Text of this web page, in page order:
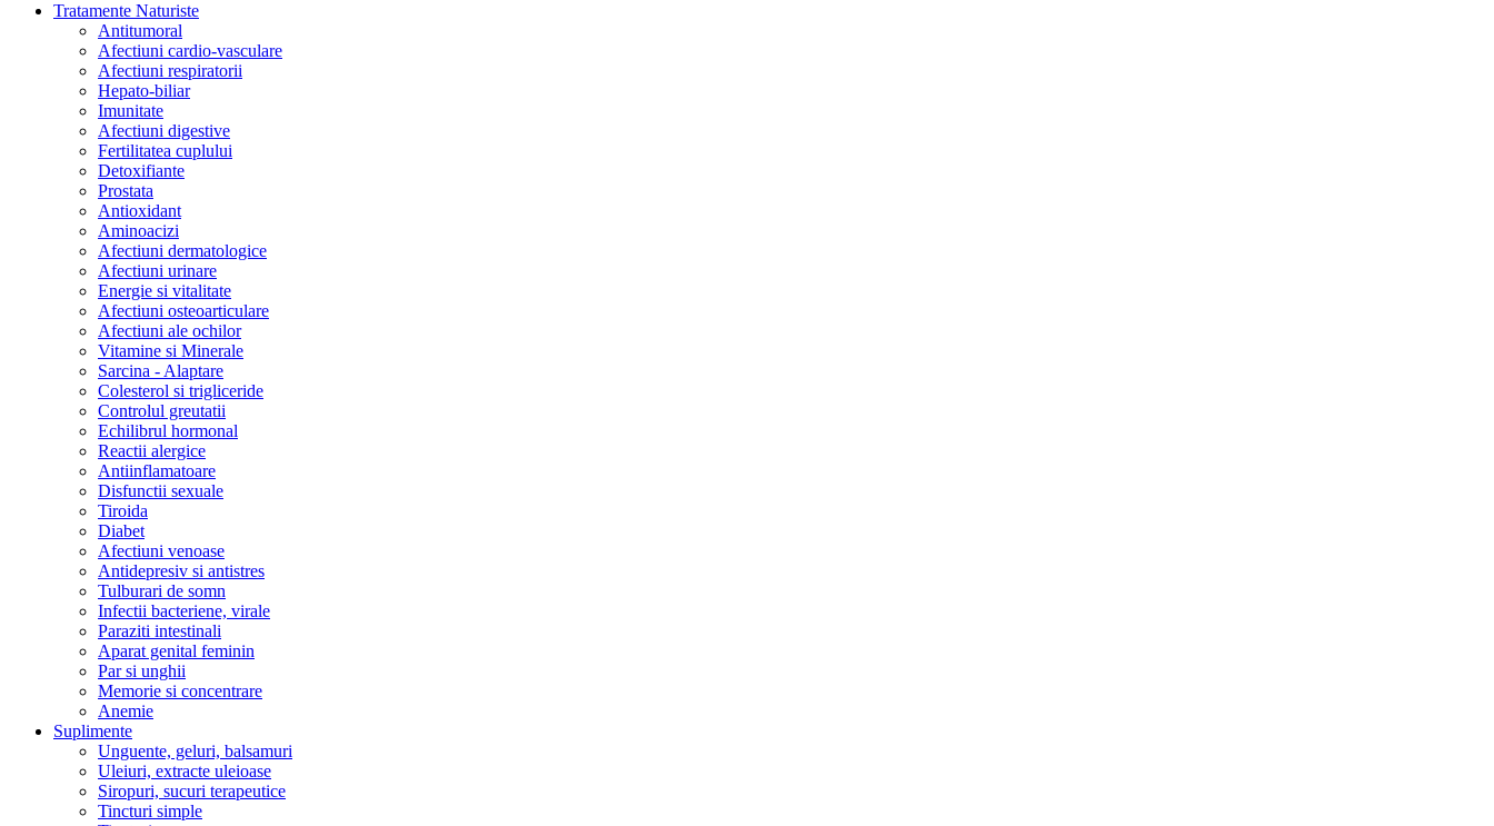
Tratamente Naturiste
Antitumoral
Afectiuni cardio-vasculare
Afectiuni respiratorii
Hepato-biliar
Imunitate
Afectiuni digestive
Fertilitatea cuplului
Detoxifiante
Prostata
Antioxidant
Aminoacizi
Afectiuni dermatologice
Afectiuni urinare
Energie si vitalitate
Afectiuni osteoarticulare
Afectiuni ale ochilor
Vitamine si Minerale
Sarcina - Alaptare
Colesterol si trigliceride
Controlul greutatii
Echilibrul hormonal
Reactii alergice
Antiinflamatoare
Disfunctii sexuale
Tiroida
Diabet
Afectiuni venoase
Antidepresiv si antistres
Tulburari de somn
Infectii bacteriene, virale
Paraziti intestinali
Aparat genital feminin
Par si unghii
Memorie si concentrare
Anemie
Suplimente
Unguente, geluri, balsamuri
Uleiuri, extracte uleioase
Siropuri, sucuri terapeutice
Tincturi simple